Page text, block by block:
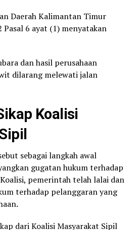
Daerah Kalimantan Timur
6 ayat (1) menyatakan
dan hasil perusahaan
dilarang melewati jalan
Koalisi
sebagai langkah awal
gugatan hukum terhadap
pemerintah telah lalai dan
terhadap pelanggaran yang
dari Koalisi Masyarakat Sipil